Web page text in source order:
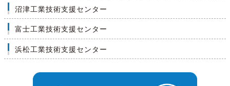
沼津工業技術支援センター
富士工業技術支援センター
浜松工業技術支援センター